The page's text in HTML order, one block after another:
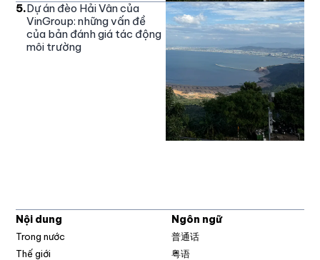
5.Dự án đèo Hải Vân của
VinGroup: những vấn đề
của bản đánh giá tác động
môi trường
Nội dung
Trong nước
Thế giới
Ngôn ngữ
普通话
粤语